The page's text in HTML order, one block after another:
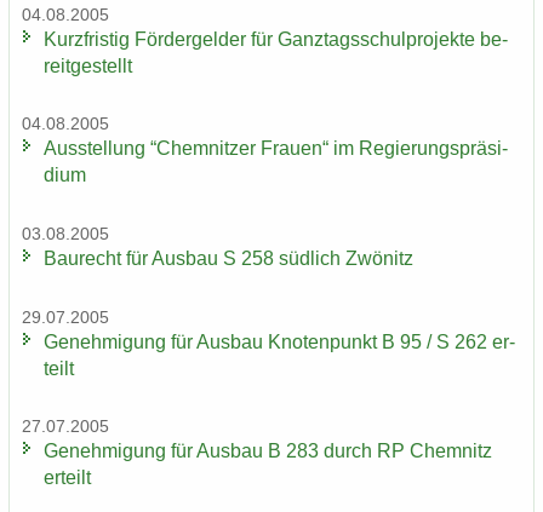
04.08.2005
Kurz­fris­tig För­der­gel­der für Ganz­tags­schul­pro­jek­te be­
reit­ge­stellt
04.08.2005
Aus­stel­lung “Chem­nit­zer Frau­en“ im Re­gie­rungs­prä­si­
di­um
03.08.2005
Bau­recht für Aus­bau S 258 süd­lich Zwö­nitz
29.07.2005
Ge­neh­mi­gung für Aus­bau Kno­ten­punkt B 95 / S 262 er­
teilt
27.07.2005
Ge­neh­mi­gung für Aus­bau B 283 durch RP Chem­nitz
er­teilt